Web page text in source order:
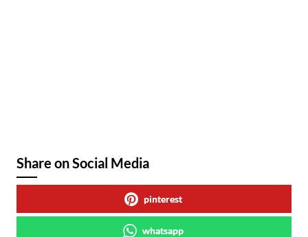
Share on Social Media
pinterest
whatsapp